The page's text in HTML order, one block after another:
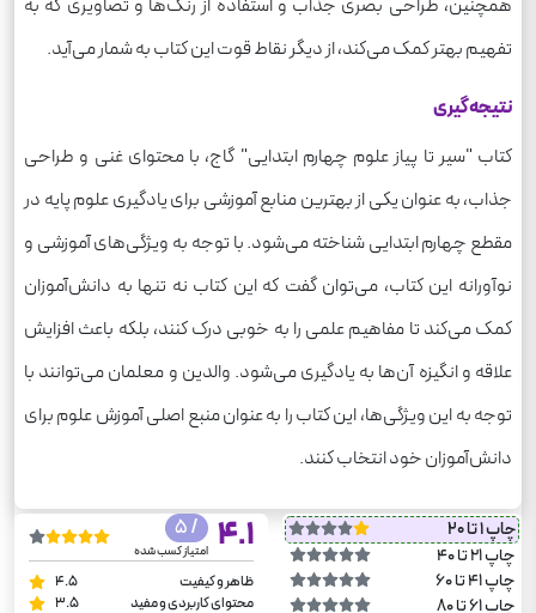
همچنین، طراحی بصری جذاب و استفاده از رنگ‌ها و تصاویری که به
تفهیم بهتر کمک می‌کند، از دیگر نقاط قوت این کتاب به شمار می‌آید.
نتیجه‌گیری
کتاب "سیر تا پیاز علوم چهارم ابتدایی" گاج، با محتوای غنی و طراحی
جذاب، به عنوان یکی از بهترین منابع آموزشی برای یادگیری علوم پایه در
مقطع چهارم ابتدایی شناخته می‌شود. با توجه به ویژگی‌های آموزشی و
نوآورانه این کتاب، می‌توان گفت که این کتاب نه تنها به دانش‌آموزان
کمک می‌کند تا مفاهیم علمی را به خوبی درک کنند، بلکه باعث افزایش
علاقه و انگیزه آن‌ها به یادگیری می‌شود. والدین و معلمان می‌توانند با
توجه به این ویژگی‌ها، این کتاب را به عنوان منبع اصلی آموزش علوم برای
دانش‌آموزان خود انتخاب کنند.
چاپ 1 تا 20
چاپ 21 تا 40
چاپ 41 تا 60
چاپ 61 تا 80
4.1
/ 5
امتیاز کسب شده
ظاهر و کیفیت
4.5
محتوای کاربردی و مفید
3.5